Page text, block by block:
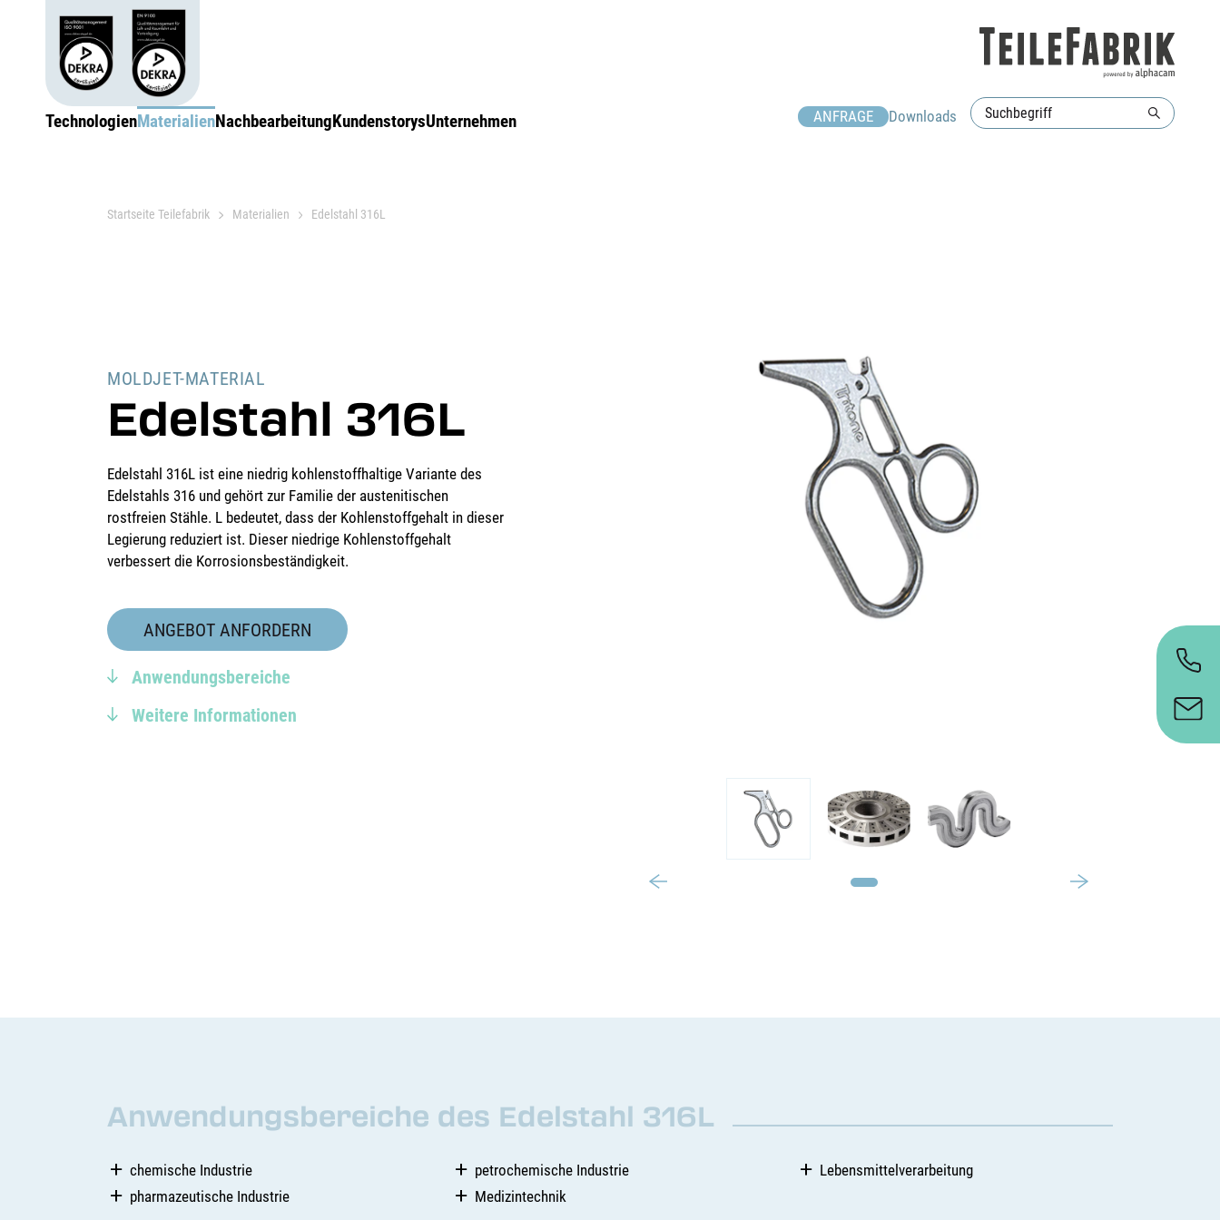
ANFRAGE Downloads
TechnologienMaterialienNachbearbeitungKundenstorysUnternehmen
Startseite Teilefabrik Materialien Edelstahl 316L
MOLDJET-MATERIAL
Edelstahl 316L
Edelstahl 316L ist eine niedrig kohlenstoffhaltige Variante des
Edelstahls 316 und gehört zur Familie der austenitischen
rostfreien Stähle. L bedeutet, dass der Kohlenstoffgehalt in dieser
Legierung reduziert ist. Dieser niedrige Kohlenstoffgehalt
verbessert die Korrosionsbeständigkeit.
ANGEBOT ANFORDERN
Anwendungsbereiche
Weitere Informationen
Anwendungsbereiche des Edelstahl 316L
chemische Industrie
pharmazeutische Industrie
petrochemische Industrie
Medizintechnik
Lebensmittelverarbeitung